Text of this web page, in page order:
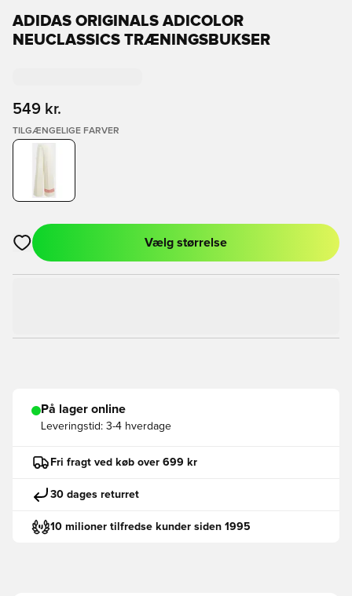
ADIDAS ORIGINALS ADICOLOR
NEUCLASSICS TRÆNINGSBUKSER
549 kr.
TILGÆNGELIGE FARVER
Åbner en Modal til at logge ind eller tilmelde dig som medlem
Vælg størrelse
På lager online
Leveringstid: 3-4 hverdage
Fri fragt ved køb over 699 kr
30 dages returret
10 milioner tilfredse kunder siden 1995